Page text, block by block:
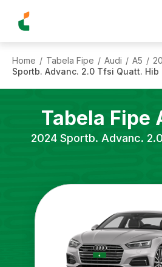
Home / Tabela Fipe / Audi / A5 /
Sportb. Advanc. 2.0 Tfsi Quatt. Hib
Tabela Fipe
2024 Sportb. Advanc.